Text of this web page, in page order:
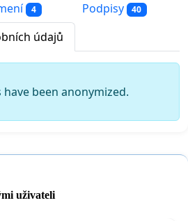
4 Podpisy 40
údajů
been anonymized.
uživateli